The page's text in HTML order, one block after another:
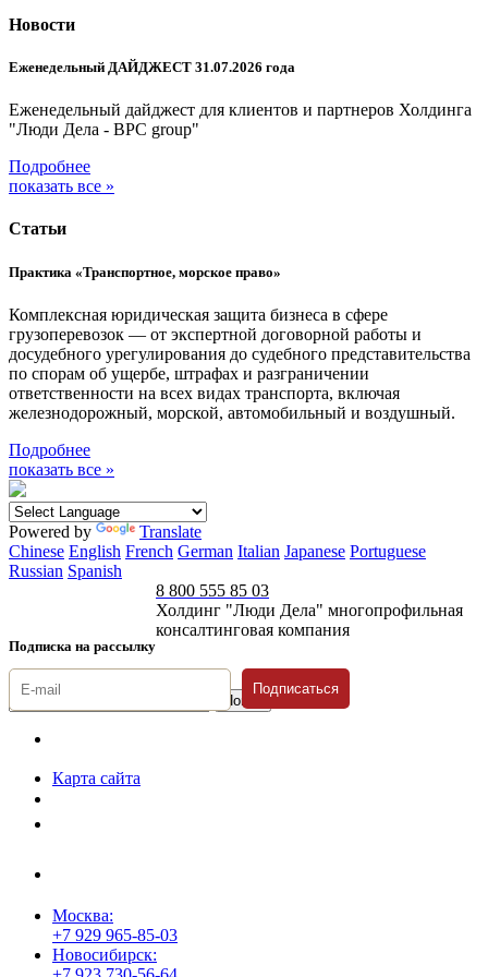
Новости
Еженедельный ДАЙДЖЕСТ 31.07.2026 года
Еженедельный дайджест для клиентов и партнеров Холдинга
"Люди Дела - BPC group"
Подробнее
показать все »
Статьи
Практика «Транспортное, морское право»
Комплексная юридическая защита бизнеса в сфере
грузоперевозок — от экспертной договорной работы и
досудебного урегулирования до судебного представительства
по спорам об ущербе, штрафах и разграничении
ответственности на всех видах транспорта, включая
железнодорожный, морской, автомобильный и воздушный.
Подробнее
показать все »
Powered by
Translate
Chinese English French German Italian Japanese Portuguese
Russian Spanish
Подписка на рассылку
8 800 555 85 03
Холдинг "Люди Дела" многопрофильная
консалтинговая компания
Подписаться
Карта сайта
Москва:
+7 929 965-85-03
Новосибирск: